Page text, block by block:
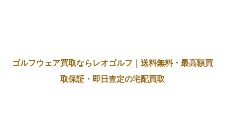
ゴルフウェア買取ならレオゴルフ｜送料無料・最高額買
取保証・即日査定の宅配買取